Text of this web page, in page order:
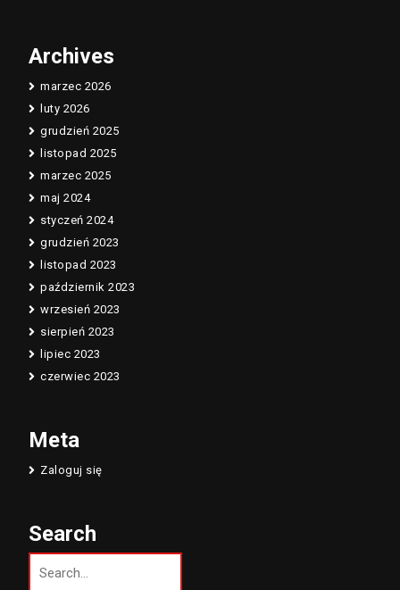
Archives
marzec 2026
luty 2026
grudzień 2025
listopad 2025
marzec 2025
maj 2024
styczeń 2024
grudzień 2023
listopad 2023
październik 2023
wrzesień 2023
sierpień 2023
lipiec 2023
czerwiec 2023
Meta
Zaloguj się
Search